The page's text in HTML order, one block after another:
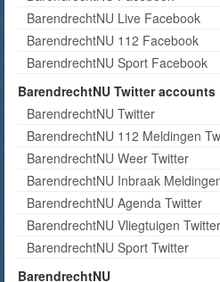
BarendrechtNU Live Facebook
BarendrechtNU 112 Facebook
BarendrechtNU Sport Facebook
BarendrechtNU Twitter accounts
BarendrechtNU Twitter
BarendrechtNU 112 Meldingen
BarendrechtNU Weer Twitter
BarendrechtNU Inbraak
BarendrechtNU Agenda Twitter
BarendrechtNU Vliegtuigen Twitter
BarendrechtNU Sport Twitter
BarendrechtNU